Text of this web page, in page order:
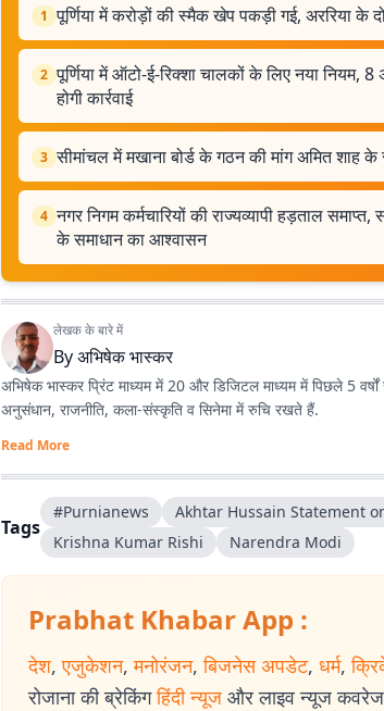
1 पूर्णिया में करोड़ों की स्मैक खेप पकड़ी गई, अररिया के
2 पूर्णिया में ऑटो-ई-रिक्शा चालकों के लिए नया नियम,
होगी कार्रवाई
3 सीमांचल में मखाना बोर्ड के गठन की मांग अमित शाह के
4 नगर निगम कर्मचारियों की राज्यव्यापी हड़ताल समाप्त,
के समाधान का आश्वासन
लेखक के बारे में
Byअभिषेक भास्कर
अभिषेक भास्कर प्रिंट माध्यम में 20 और डिजिटल माध्यम में पिछले 5 वर्षों
अनुसंधान, राजनीति, कला-संस्कृति व सिनेमा में रुचि रखते हैं.
Read More
Tags
#Purnianews Akhtar Hussain Statement
Krishna Kumar Rishi
Narendra Modi
Prabhat Khabar App :
देश, एजुकेशन, मनोरंजन, बिजनेस अपडेट, धर्म,
रोजाना की ब्रेकिंग हिंदी न्यूज और लाइव न्यूज कवरेज